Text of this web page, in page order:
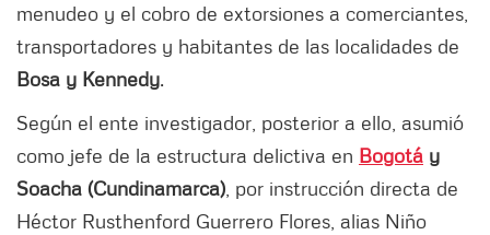
menudeo y el cobro de extorsiones a comerciantes,
transportadores y habitantes de las localidades de
Bosa y Kennedy.
Según el ente investigador, posterior a ello, asumió
como jefe de la estructura delictiva en Bogotá y
Soacha (Cundinamarca) , por instrucción directa de
Héctor Rusthenford Guerrero Flores, alias Niño